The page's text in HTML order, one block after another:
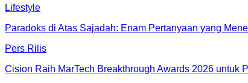
Lifestyle
Paradoks di Atas Sajadah: Enam Pertanyaan yang
Pers Rilis
Cision Raih MarTech Breakthrough Awards 2026 untuk